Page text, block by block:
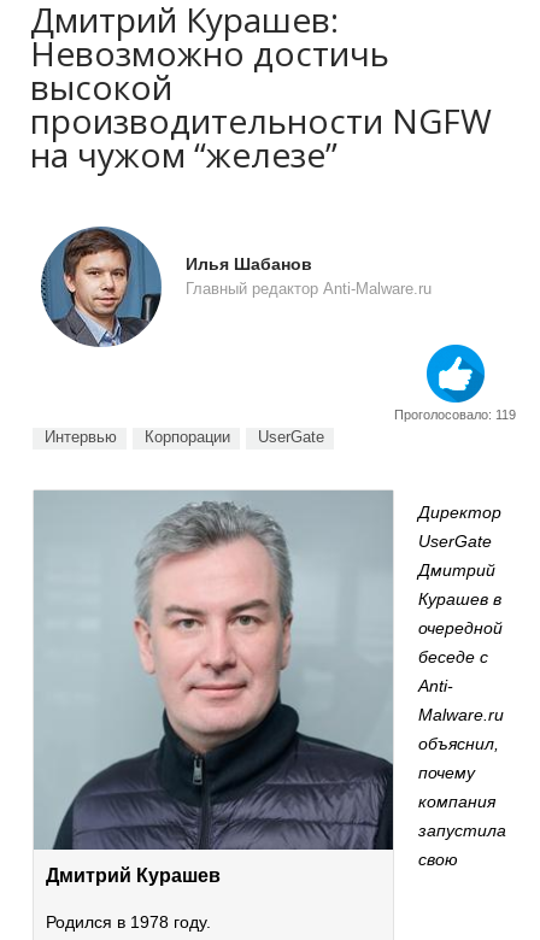
Дмитрий Курашев:
Невозможно достичь
высокой
производительности NGFW
на чужом “железе”
Илья Шабанов
Главный редактор Anti-Malware.ru
Проголосовало: 119
Интервью Корпорации UserGate
Дмитрий Курашев
Родился в 1978 году.
Директор
UserGate
Дмитрий
Курашев в
очередной
беседе с
Anti-
Malware.ru
объяснил,
почему
компания
запустила
свою